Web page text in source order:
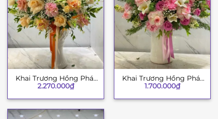
Khai Trương Hồng Phát
6
2.270.000₫
Khai Trương Hồng Phát
7
1.700.000₫